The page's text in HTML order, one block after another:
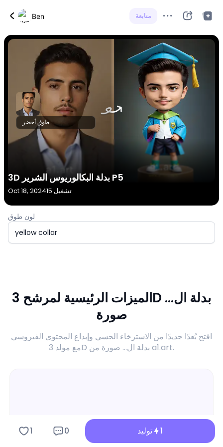
Ben متابعة
طوق أخضر
3D بدلة البكالوريوس الشرير P5
Oct 18, 2024 15 تشغيل
لون طوق
الميزات الرئيسية لمرشح 3D بدلة ال...
صورة
افتح بُعدًا جديدًا من الاسترخاء الحسي وإبداع المحتوى الفيروسي
مع مولد 3D بدلة ال... صورة من a1.art.
1 0 توليد 1